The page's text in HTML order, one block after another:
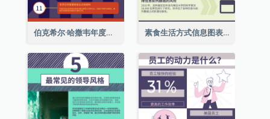
伯克希尔·哈撒韦年度股东大会的11个要点 素食生活方式信息图表